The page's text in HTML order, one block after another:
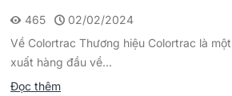
465
02/02/2024
Về Colortrac Thương hiệu Colortrac là
xuất hàng đầu về...
Đọc thêm